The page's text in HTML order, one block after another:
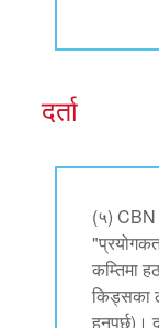
दर्ता
(५) CBN
कम्तिमा
किड्सका
हुनुपर्छ)।